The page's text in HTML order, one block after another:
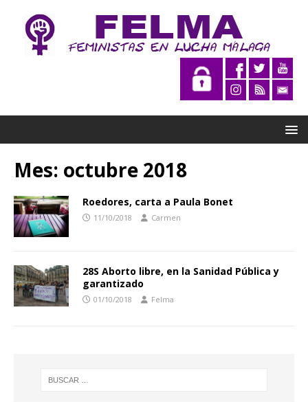
Mes: octubre 2018
Roedores, carta a Paula Bonet
11/10/2018 Carmen
28S Aborto libre, en la Sanidad Pública y
garantizado
01/10/2018 Felma